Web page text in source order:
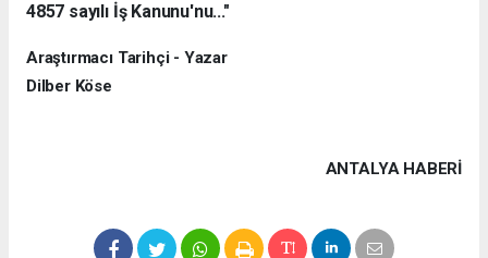
4857 sayılı İş Kanunu'nu..."
Araştırmacı Tarihçi - Yazar
Dilber Köse
ANTALYA HABERİ